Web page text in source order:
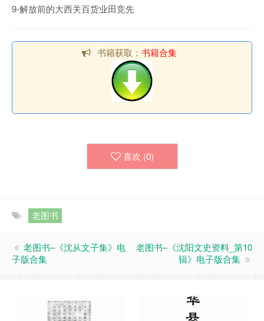
9-解放前的大西关百货业田竞先
书籍获取： 书籍合集
喜欢 (0)
老图书
老图书–《沈从文子集》电
子版合集
老图书–《沈阳文史资料_第10
辑》电子版合集